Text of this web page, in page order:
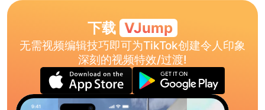
下载 VJump
无需视频编辑技巧即可为TikTok创建令人印象
深刻的视频特效/过渡!